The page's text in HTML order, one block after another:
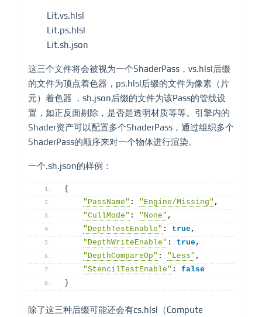
Lit.vs.hlsl
Lit.ps.hlsl
Lit.sh.json
这三个文件将会被视为一个ShaderPass，vs.hlsl后缀
的文件为顶点着色器，ps.hlsl后缀的文件为像素（片
元）着色器 ，sh.json后缀的文件为该Pass的管线设
置，如正反面剔除，是否是透明材质等等。引擎内的
Shader资产可以配置多个ShaderPass，通过组织多个
ShaderPass的顺序来对一个物体进行渲染。
一个.sh.json的样例：
{
"PassName" : "Engine/Missing" ,
"CullMode" : "None" ,
"DepthTestEnable" : true,
"DepthWriteEnable" : true,
"DepthCompareOp" : "Less" ,
"StencilTestEnable" : false
}
除了这三种后缀可能还会有cs.hlsl（Compute